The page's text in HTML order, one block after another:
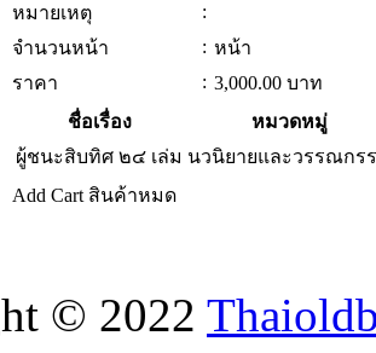
หมายเหตุ
:
จำนวนหน้า
: หน้า
ราคา
: 3,000.00 บาท
ชื่อเรื่อง
หมวดหมู่
ผู้ชนะสิบทิศ ๒๔ เล่ม นวนิยายและวรรณกร
Add Cart สินค้าหมด
© 2022